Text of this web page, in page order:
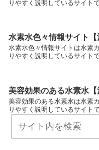
りやすく説明しているサイト
水素水色々情報サイト【
水素水色々情報サイトは水素
りやすく説明しているサイト
美容効果のある水素水【
美容効果のある水素水は水素
りやすく説明しているサイト